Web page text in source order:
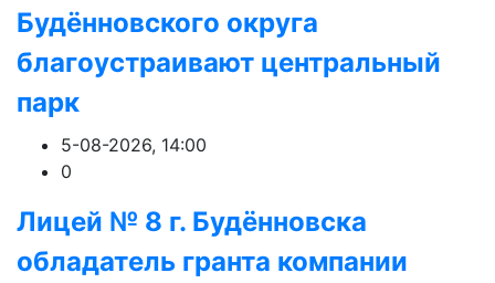
Будённовского округа
благоустраивают центральный
парк
5-08-2026, 14:00
0
Лицей № 8 г. Будëнновска
обладатель гранта компании